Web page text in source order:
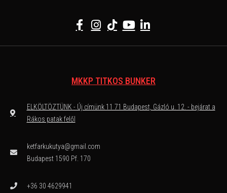
MKKP TITKOS BUNKER
ELKÖLTÖZTÜNK - Új címünk 11 71 Budapest, Gázló u. 12. - bejárat a
Rákos patak felől
ketfarkukutya@gmail.com
Budapest 1590 Pf. 170
+36 30 4629941